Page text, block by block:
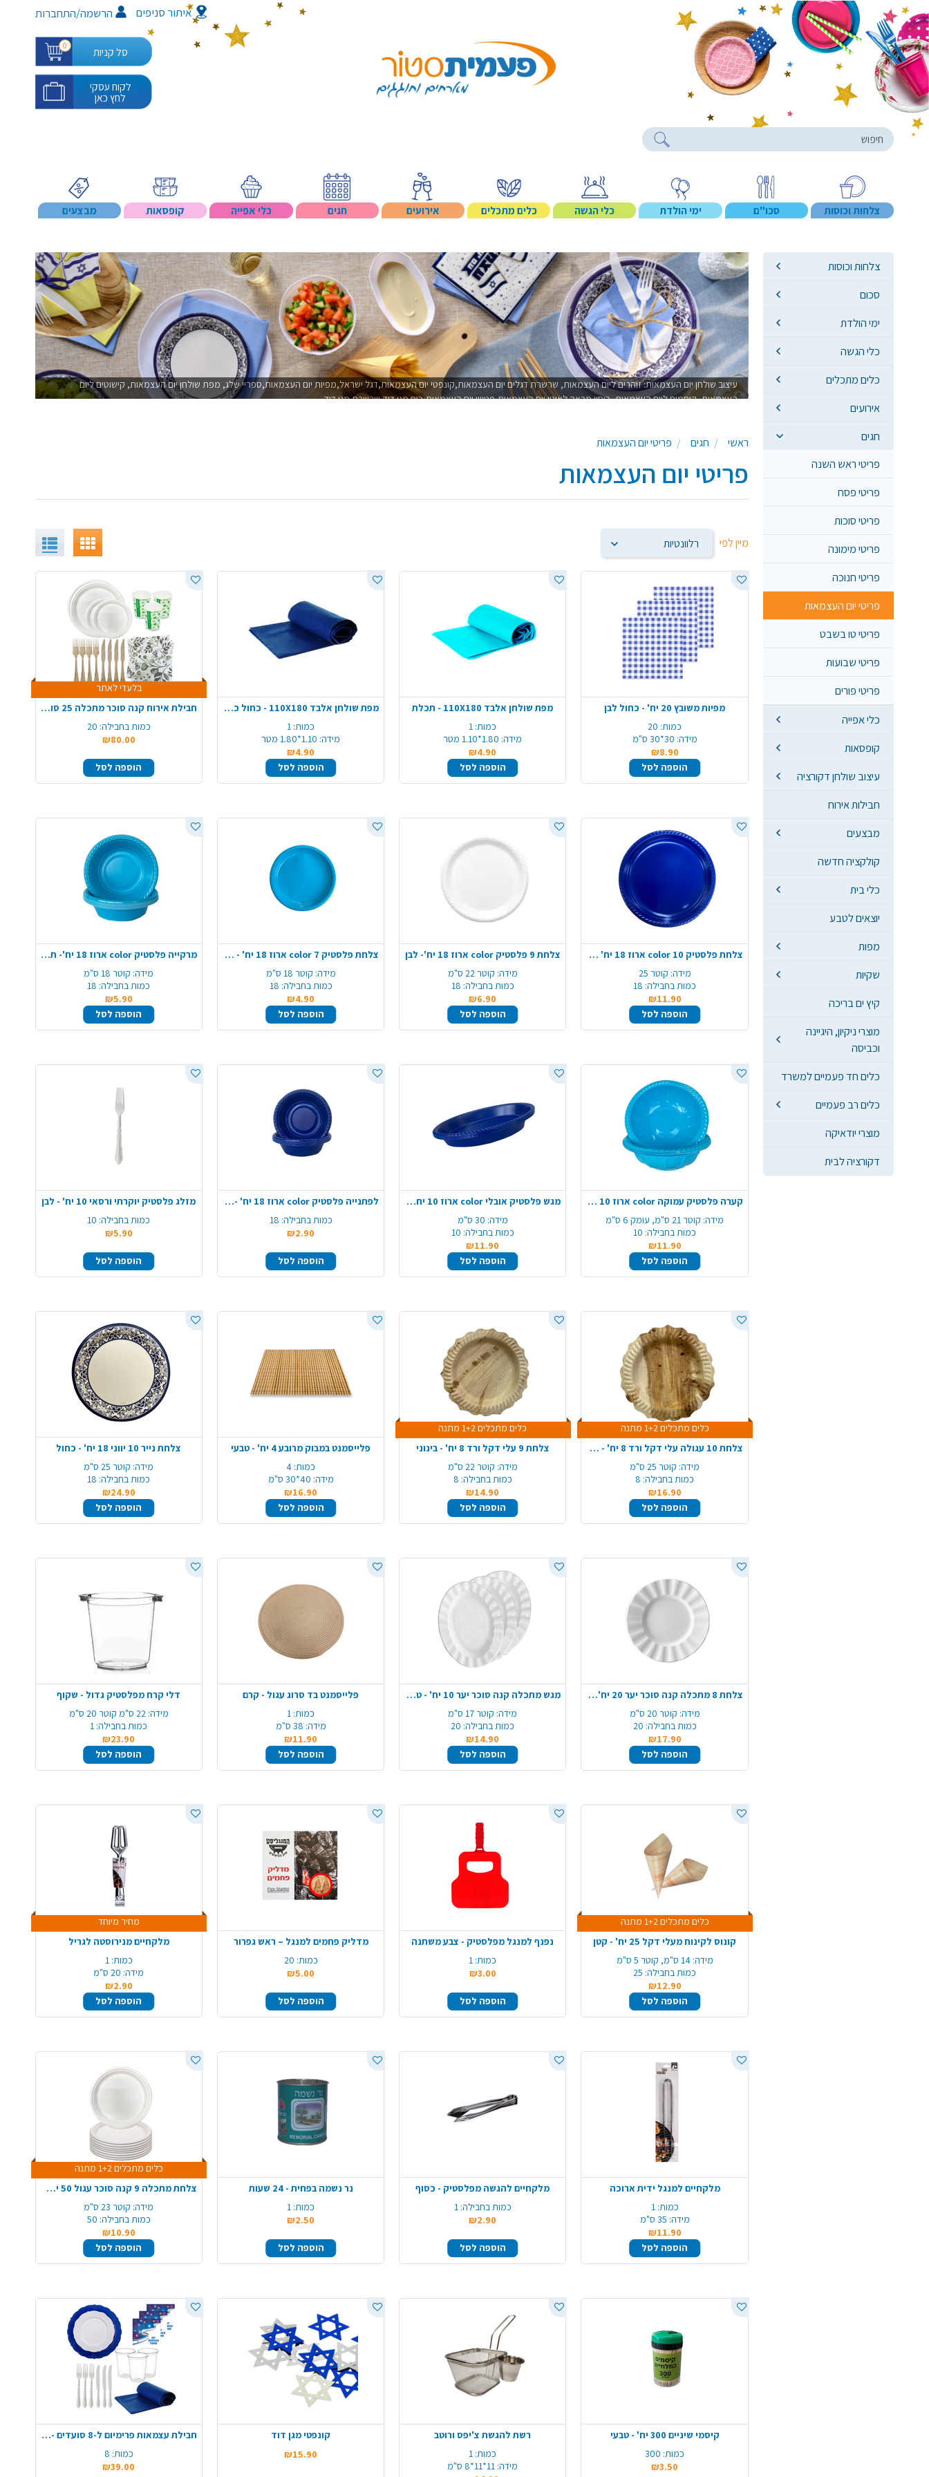
איתור סניפים הרשמה/התחברות
סל קניות 0
לקוח עסקי
לחץ כאן
Search products
צלחות וכוסות סכו"ם ימי הולדת כלי הגשה כלים מתכלים אירועים חגים כלי אפייה קופסאות מבצעים
צלחות וכוסות
סכום
ימי הולדת
כלי הגשה
כלים מתכלים
אירועים
חגים
פריטי ראש השנה
פריטי פסח
פריטי סוכות
פריטי מימונה
פריטי חנוכה
פריטי יום העצמאות
פריטי טו בשבט
פריטי שבועות
פריטי פורים
כלי אפייה
קופסאות
עיצוב שולחן דקורציה
חבילות אירוח
מבצעים
קולקציה חדשה
כלי בית
יוצאים לטבע
מפות
שקיות
קיץ ים בריכה
מוצרי ניקיון, היגיינה
וכביסה
כלים חד פעמיים למשרד
כלים רב פעמיים
מוצרי יודאיקה
דקורציה לבית
עיצוב שולחן יום העצמאות: זוהרים ליום העצמאות, שרשרת דגלים יום העצמאות,קונפטי יום העצמאות,דגל ישראל,מפיות יום העצמאות,ספריי שלג, מפת שולחן יום העצמאות, קישוטים ליום
העצמאות, קיסמים ליום העצמאות, כיסוי מראה לאוטו יום העצמאות,פטיש יום העצמאות,כוס מגן דוד,שרשרת מגן דוד
ראשי חגים פריטי יום העצמאות
פריטי יום העצמאות
מיין לפי
מפיות משובץ 20 יח' - כחול לבן
כמות: 20
מידה: 30*30 ס"מ
₪8.90
הוספה לסל
מפת שולחן אלבד 110X180 - תכלת
כמות: 1
מידה: 1.80*1.10 מטר
₪4.90
הוספה לסל
מפת שולחן אלבד 110X180 - כחול כהה
כמות: 1
מידה: 1.10*1.80 מטר
₪4.90
הוספה לסל
בלעדי לאתר
חבילת אירוח קנה סוכר מתכלה 25 סועדים - עגול
כמות בחבילה: 20
₪80.00
הוספה לסל
צלחת פלסטיק 10 color ארוז 18 יח' - כחול
מידה: קוטר 25
כמות בחבילה: 18
₪11.90
הוספה לסל
צלחת 9 פלסטיק color ארוז 18 יח'- לבן
מידה: קוטר 22 ס"מ
כמות בחבילה: 18
₪6.90
הוספה לסל
צלחת פלסטיק 7 color ארוז 18 יח' - תכלת
מידה: קוטר 18 ס"מ
כמות בחבילה: 18
₪4.90
הוספה לסל
מרקייה פלסטיק color ארוז 18 יח'- תכלת
מידה: קוטר 18 ס"מ
כמות בחבילה: 18
₪5.90
הוספה לסל
קערה פלסטיק עמוקה color ארוז 10 יח' - תכלת
מידה: קוטר 21 ס"מ, עומק 6 ס"מ
כמות בחבילה: 10
₪11.90
הוספה לסל
מגש פלסטיק אובלי color ארוז 10 יח' - כחול
מידה: 30 ס"מ
כמות בחבילה: 10
₪11.90
הוספה לסל
לפתנייה פלסטיק color ארוז 18 יח' -כחול
כמות בחבילה: 18
₪2.90
הוספה לסל
מזלג פלסטיק יוקרתי ורסאי 10 יח' - לבן
כמות בחבילה: 10
₪5.90
הוספה לסל
כלים מתכלים 1+2 מתנה
צלחת 10 עגולה עלי דקל ורד 8 יח' - גדול
מידה: קוטר 25 ס"מ
כמות בחבילה: 8
₪16.90
הוספה לסל
כלים מתכלים 1+2 מתנה
צלחת 9 עלי דקל ורד 8 יח' - בינוני
מידה: קוטר 22 ס"מ
כמות בחבילה: 8
₪14.90
הוספה לסל
פלייסמנט במבוק מרובע 4 יח' - טבעי
כמות: 4
מידה: 40*30 ס"מ
₪16.90
הוספה לסל
צלחת נייר 10 יווני 18 יח' - כחול
מידה: קוטר 25 ס"מ
כמות בחבילה: 18
₪24.90
הוספה לסל
צלחת 8 מתכלה קנה סוכר יער 20 יח' - טבעי
מידה: קוטר 20 ס"מ
כמות בחבילה: 20
₪17.90
הוספה לסל
מגש מתכלה קנה סוכר יער 10 יח' - טבעי
מידה: קוטר 17 ס"מ
כמות בחבילה: 20
₪14.90
הוספה לסל
פלייסמנט בד סרוג עגול - קרם
כמות: 1
מידה: 38 ס"מ
₪11.90
הוספה לסל
דלי קרח מפלסטיק גדול - שקוף
מידה: 22 ס"מ קוטר 20 ס"מ
כמות בחבילה: 1
₪23.90
הוספה לסל
כלים מתכלים 1+2 מתנה
קונוס לקינוח מעלי דקל 25 יח' - קטן
מידה: 14 ס"מ, קוטר 5 ס"מ
כמות בחבילה: 25
₪12.90
הוספה לסל
נפנף למנגל מפלסטיק - צבע משתנה
כמות: 1
₪3.00
הוספה לסל
מדליק פחמים למנגל – ראש גפרור
כמות: 20
₪5.00
הוספה לסל
מחיר מיוחד
מלקחיים מנירוסטה לגריל
כמות: 1
מידה: 20 ס"מ
₪2.90
הוספה לסל
מלקחיים למנגל ידית ארוכה
כמות: 1
מידה: 35 ס"מ
₪11.90
הוספה לסל
מלקחיים להגשה מפלסטיק - כסוף
כמות בחבילה: 1
₪2.90
הוספה לסל
נר נשמה בפחית - 24 שעות
כמות: 1
₪2.50
הוספה לסל
כלים מתכלים 1+2 מתנה
צלחת מתכלה 9 קנה סוכר עגול 50 יח - לבן
מידה: קוטר 23 ס"מ
כמות בחבילה: 50
₪10.90
הוספה לסל
קיסמי שיניים 300 יח' - טבעי
כמות: 300
₪3.50
רשת להגשת צ'יפס ורוטב
כמות: 1
מידה: 11*11*8 ס"מ
קונפטי מגן דוד
₪15.90
חבילת עצמאות פרימיום ל-8 סועדים - וינטג'
כמות: 8
₪39.00